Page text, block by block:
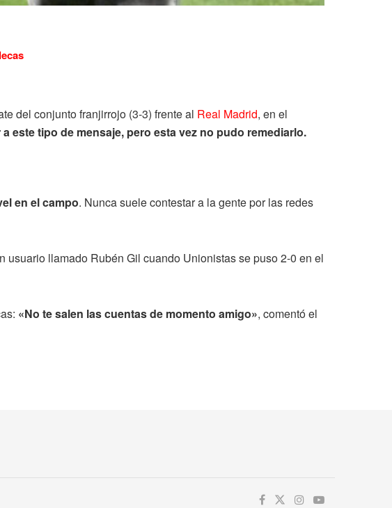
del conjunto franjirrojo (3-3) frente al Real Madrid, en el
este tipo de mensaje, pero esta vez no pudo remediarlo.
en el campo. Nunca suele contestar a la gente por las redes
usuario llamado Rubén Gil cuando Unionistas se puso 2-0 en el
«No te salen las cuentas de momento amigo», comentó el